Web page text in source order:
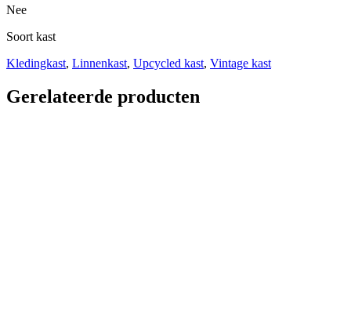
Nee
Soort kast
Kledingkast, Linnenkast, Upcycled kast, Vintage kast
Gerelateerde producten